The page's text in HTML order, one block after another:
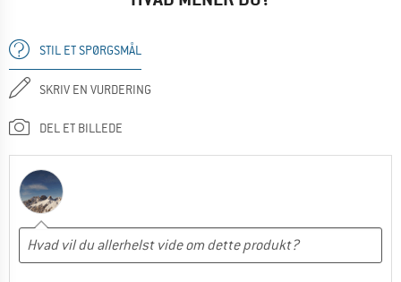
STIL ET SPØRGSMÅL
SKRIV EN VURDERING
DEL ET BILLEDE